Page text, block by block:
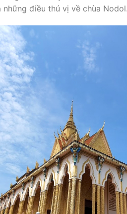
điều thú vị về chùa Nodol.